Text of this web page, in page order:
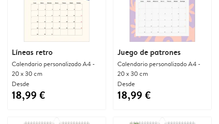
Líneas retro
Calendario personalizado A4 -
20 x 30 cm
Desde
18,99 €
Juego de patrones
Calendario personalizado A4 -
20 x 30 cm
Desde
18,99 €